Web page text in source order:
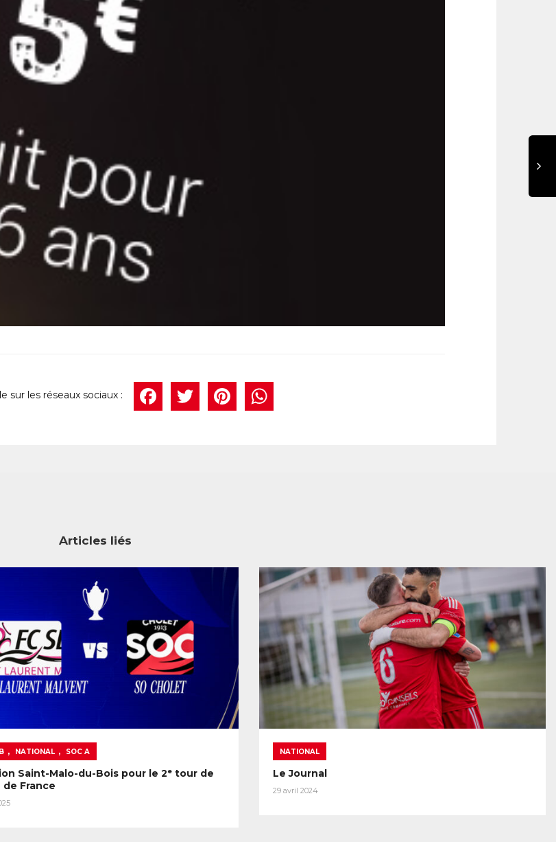
Facebook
TwitterPinterest
Articles liés
, NATIONAL , SOC A
Saint-Malo-du-Bois pour le 2ᵉ tour de
de France
NATIONAL
Le Journal
29 avril 2024